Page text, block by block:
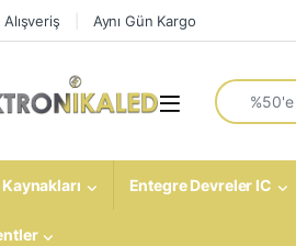
Aynı Gün Kargo
Open
Search for:
Entegre Devreler IC